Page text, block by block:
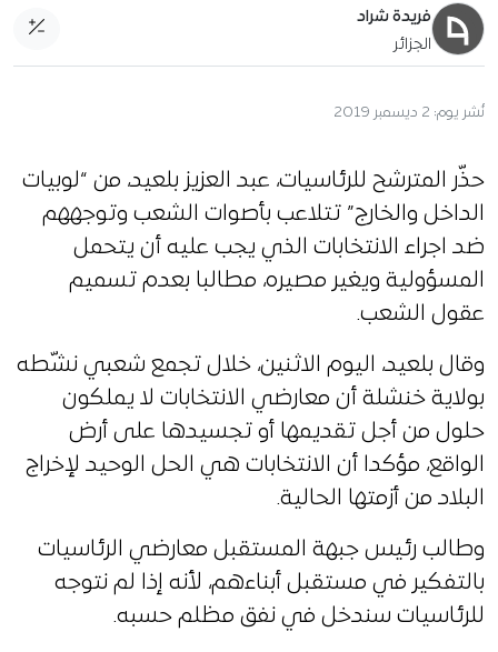
فريدة شراد
الجزائر
نُشر يوم: 2 ديسمبر 2019
حذّر المترشح للرئاسيات، عبد العزيز بلعيد، من “لوبيات
الداخل والخارج” تتلاعب بأصوات الشعب وتوجههم
ضد اجراء الانتخابات الذي يجب عليه أن يتحمل
المسؤولية ويغير مصيره، مطالبا بعدم تسميم
عقول الشعب.
وقال بلعيد، اليوم الاثنين، خلال تجمع شعبي نشّطه
بولاية خنشلة أن معارضي الانتخابات لا يملكون
حلول من أجل تقديمها أو تجسيدها على أرض
الواقع، مؤكدا أن الانتخابات هي الحل الوحيد لإخراج
البلاد من أزمتها الحالية.
وطالب رئيس جبهة المستقبل معارضي الرئاسيات
بالتفكير في مستقبل أبناءهم، لأنه إذا لم نتوجه
للرئاسيات سندخل في نفق مظلم حسبه.